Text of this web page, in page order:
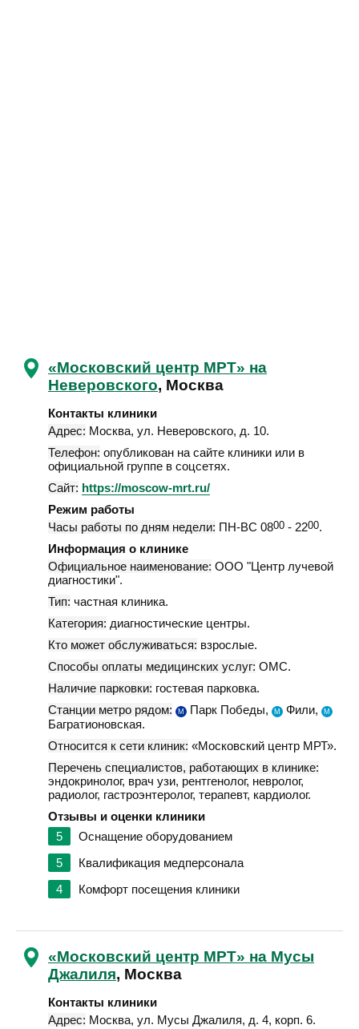
«Московский центр МРТ» на
Неверовского, Москва
Контакты клиники
Адрес: Москва, ул. Неверовского, д. 10.
Телефон: опубликован на сайте клиники или в
официальной группе в соцсетях.
Сайт: https://moscow-mrt.ru/
Режим работы
Часы работы по дням недели: ПН-ВС 0800 - 2200.
Информация о клинике
Официальное наименование: ООО "Центр лучевой
диагностики".
Тип: частная клиника.
Категория: диагностические центры.
Кто может обслуживаться: взрослые.
Способы оплаты медицинских услуг: ОМС.
Наличие парковки: гостевая парковка.
Станции метро рядом:
М Парк Победы, М Фили, М
Багратионовская.
Относится к сети клиник: «Московский центр МРТ».
Перечень специалистов, работающих в клинике:
эндокринолог, врач узи, рентгенолог, невролог,
радиолог, гастроэнтеролог, терапевт, кардиолог.
Отзывы и оценки клиники
5
Оснащение оборудованием
5
Квалификация медперсонала
4
Комфорт посещения клиники
«Московский центр МРТ» на Мусы
Джалиля, Москва
Контакты клиники
Адрес: Москва, ул. Мусы Джалиля, д. 4, корп. 6.